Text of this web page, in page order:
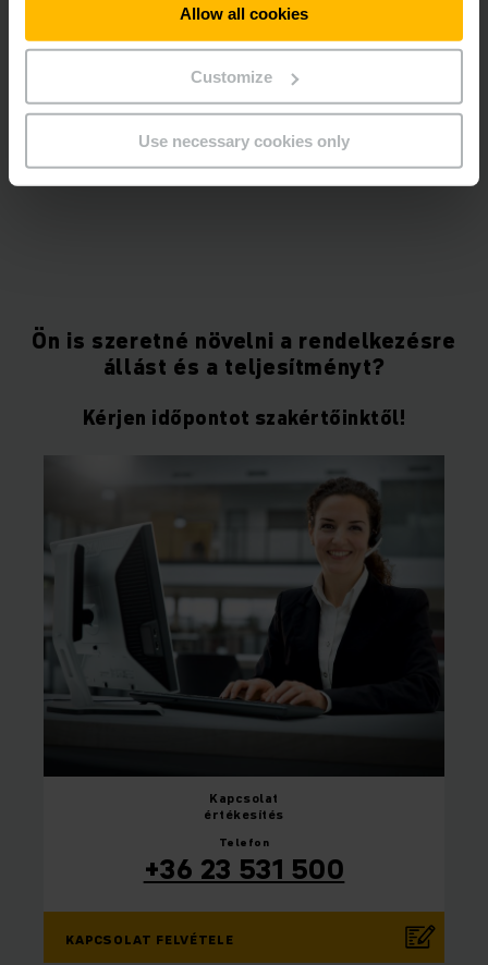
Allow all cookies
Customize
Use necessary cookies only
Ön is szeretné növelni a rendelkezésre
állást és a teljesítményt?
Kérjen időpontot szakértőinktől!
Kapcsolat
értékesítés
Telefon
+36 23 531 500
KAPCSOLAT FELVÉTELE